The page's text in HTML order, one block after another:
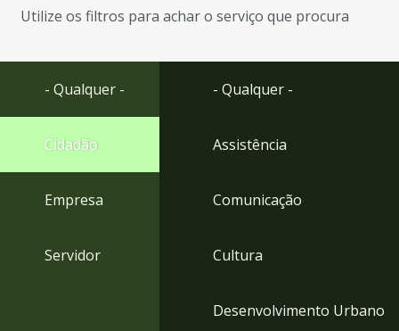
busca
Ir
rodapé
Utilize os filtros para achar o serviço que procura
- Qualquer -
Cidadão
Empresa
Servidor
- Qualquer -
Assistência
Comunicação
Cultura
Desenvolvimento Urbano